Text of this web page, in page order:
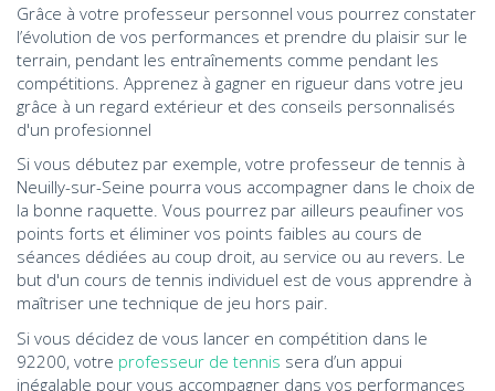
Grâce à votre professeur personnel vous pourrez constater
l’évolution de vos performances et prendre du plaisir sur le
terrain, pendant les entraînements comme pendant les
compétitions. Apprenez à gagner en rigueur dans votre jeu
grâce à un regard extérieur et des conseils personnalisés
d'un profesionnel
Si vous débutez par exemple, votre professeur de tennis à
Neuilly-sur-Seine pourra vous accompagner dans le choix de
la bonne raquette. Vous pourrez par ailleurs peaufiner vos
points forts et éliminer vos points faibles au cours de
séances dédiées au coup droit, au service ou au revers. Le
but d'un cours de tennis individuel est de vous apprendre à
maîtriser une technique de jeu hors pair.
Si vous décidez de vous lancer en compétition dans le
92200, votre professeur de tennis sera d’un appui
inégalable pour vous accompagner dans vos performances